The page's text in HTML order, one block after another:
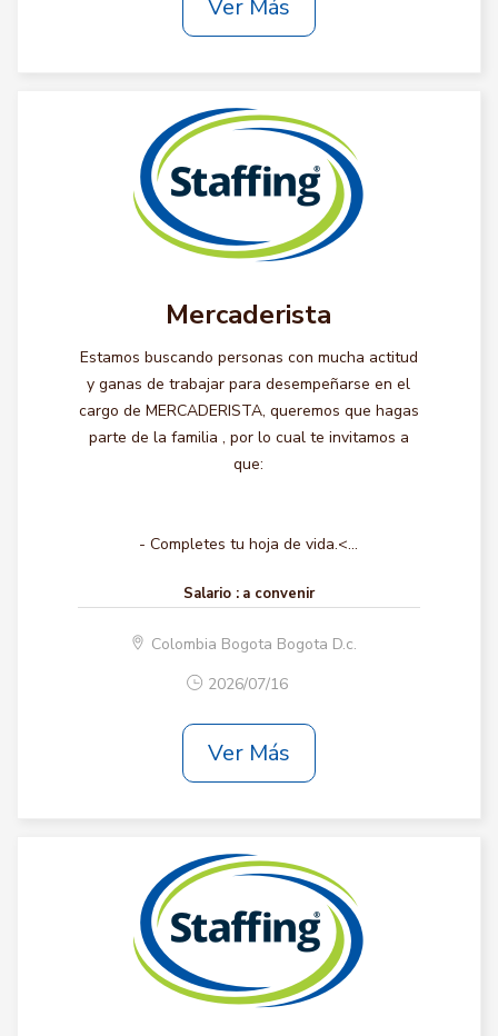
Ver Más
Mercaderista
Estamos buscando personas con mucha actitud
y ganas de trabajar para desempeñarse en el
cargo de MERCADERISTA, queremos que hagas
parte de la familia , por lo cual te invitamos a
que:
- Completes tu hoja de vida.<...
Salario : a convenir
Colombia Bogota Bogota D.c.
2026/07/16
Ver Más